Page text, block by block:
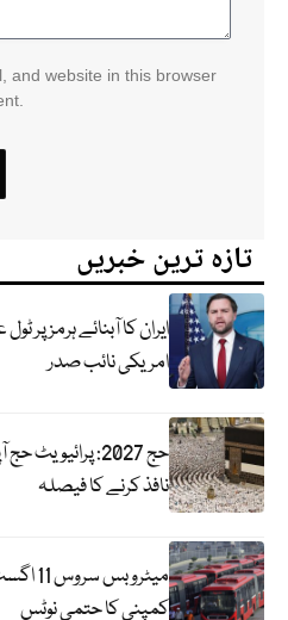
and website in this browser
تازہ ترین خبریں
ایران کا آبنائے ہرمز پر
امریکی نائب صدر
حج 2027:
نافذ کرنے کا فیصلہ
میٹرو
کمپنی کا حتمی نوٹس